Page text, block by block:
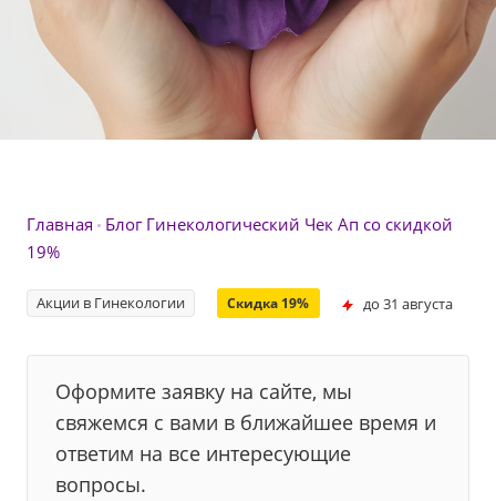
Главная Блог Гинекологический Чек Ап со скидкой
19%
Акции в Гинекологии Скидка 19% до 31 августа
Оформите заявку на сайте, мы
свяжемся с вами в ближайшее время и
ответим на все интересующие
вопросы.